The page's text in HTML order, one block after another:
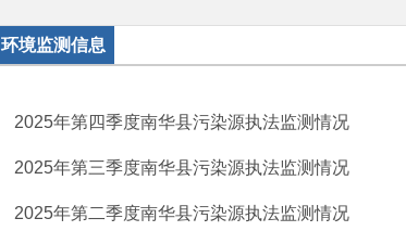
环境监测信息
2025年第四季度南华县污染源执法监测情况
2025年第三季度南华县污染源执法监测情况
2025年第二季度南华县污染源执法监测情况